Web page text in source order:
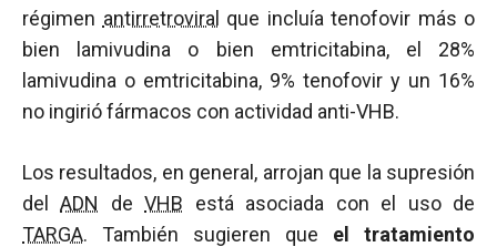
régimen antirretroviral que incluía tenofovir más o
bien lamivudina o bien emtricitabina, el 28%
lamivudina o emtricitabina, 9% tenofovir y un 16%
no ingirió fármacos con actividad anti-VHB.
Los resultados, en general, arrojan que la supresión
delADN deVHB está asociada con el uso de
TARGA. También sugieren que el tratamiento